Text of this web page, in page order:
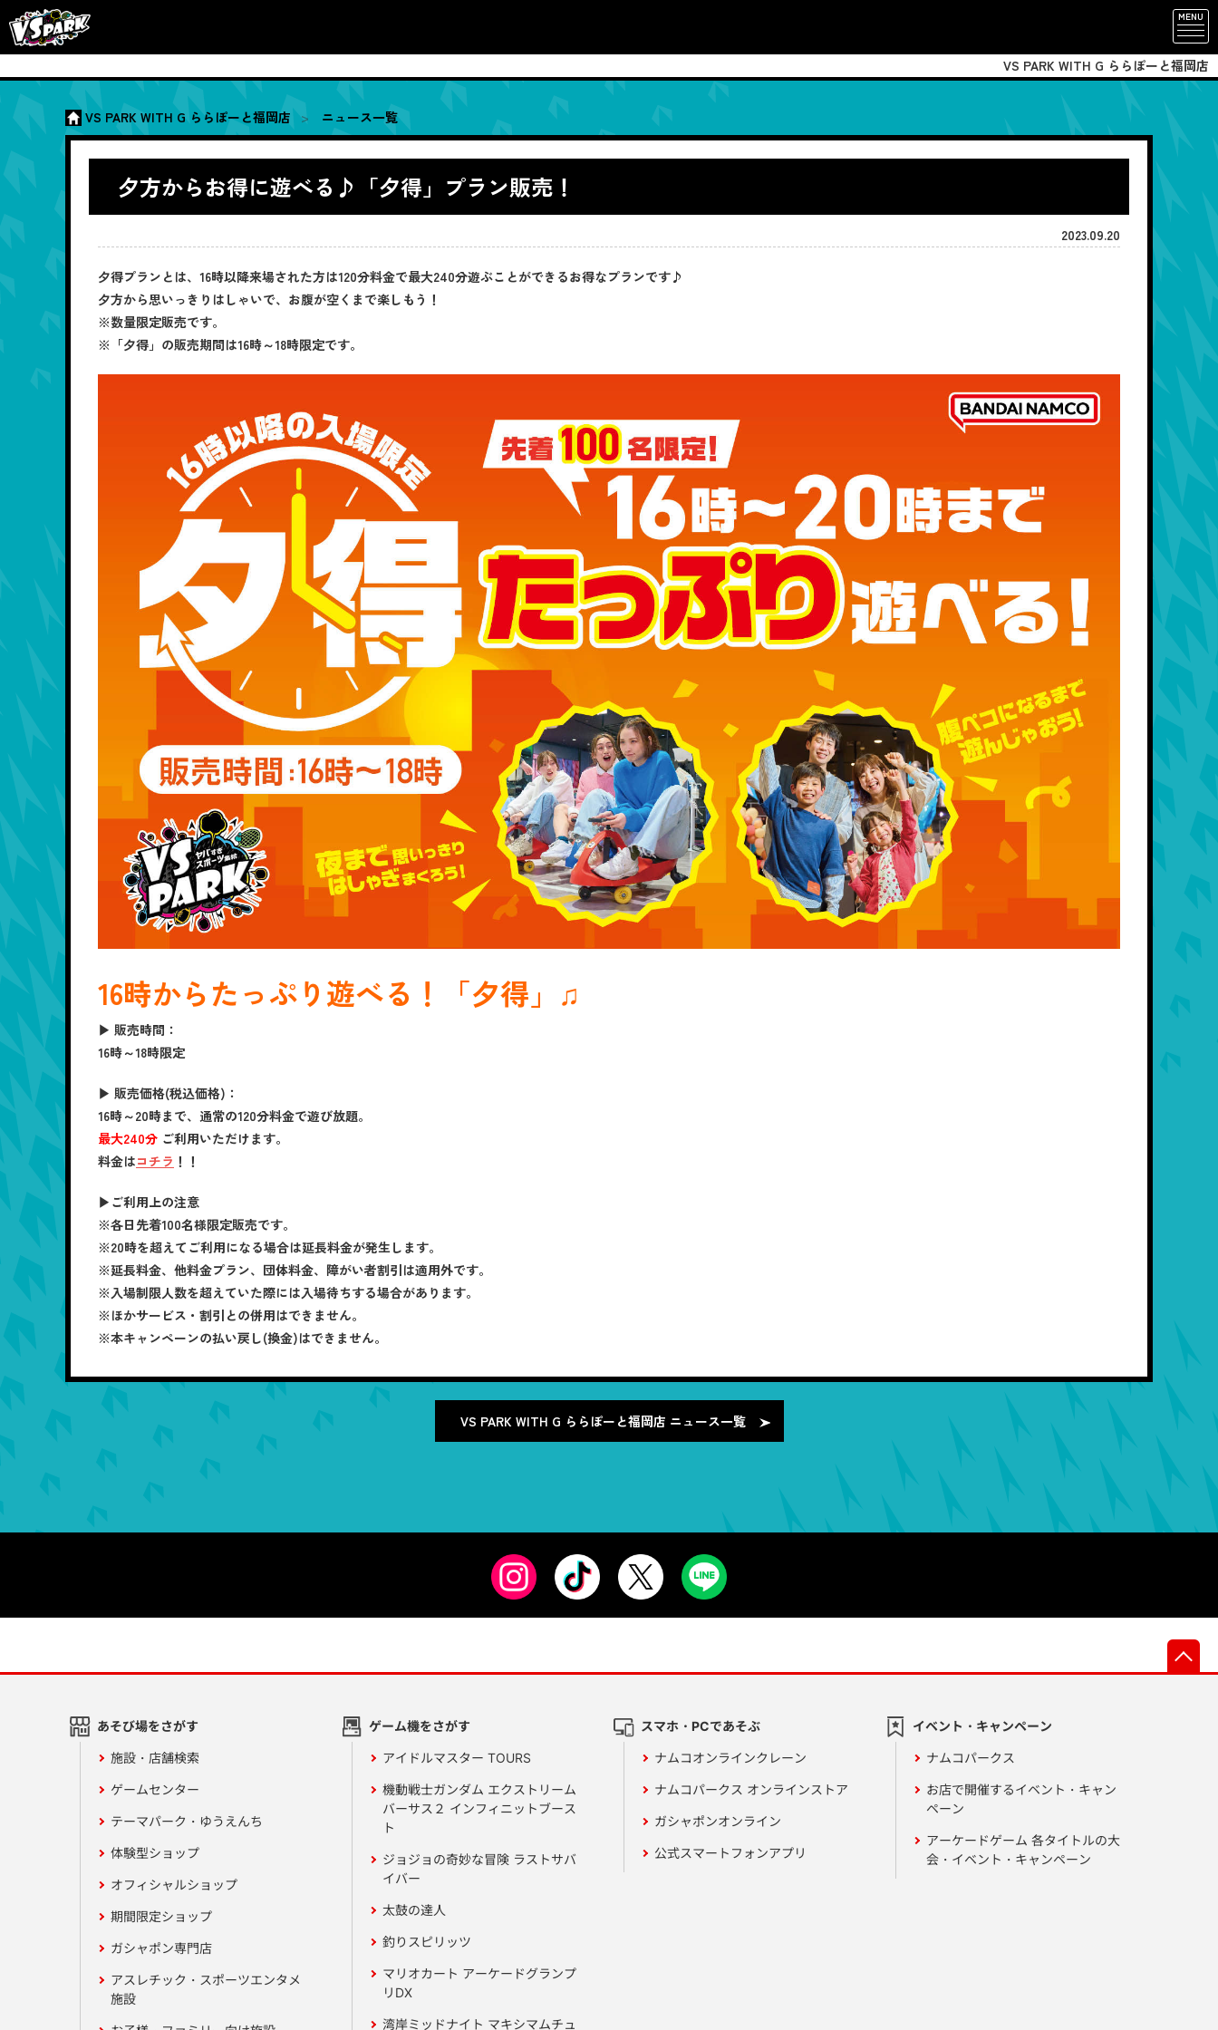
MENU
VS PARK WITH G ららぽーと福岡店
VS PARK WITH G ららぽーと福岡店 ニュース一覧
夕方からお得に遊べる♪「夕得」プラン販売！
2023.09.20
夕得プランとは、16時以降来場された方は120分料金で最大240分遊ぶことができるお得なプランです♪
夕方から思いっきりはしゃいで、お腹が空くまで楽しもう！
※数量限定販売です。
※「夕得」の販売期間は16時～18時限定です。
16時からたっぷり遊べる！「夕得」♫
▶ 販売時間 ：
16時～18時限定
▶ 販売価格(税込価格) ：
16時～20時まで、通常の120分料金で遊び放題。
最大240分 ご利用いただけます。
料金はコチラ ！！
▶ ご利用上の注意
※各日先着100名様限定販売です。
※20時を超えてご利用になる場合は延長料金が発生します。
※延長料金、他料金プラン、団体料金、障がい者割引は適用外です。
※入場制限人数を超えていた際には入場待ちする場合があります。
※ほかサービス・割引との併用はできません。
※本キャンペーンの払い戻し(換金)はできません。
VS PARK WITH G ららぽーと福岡店 ニュース一覧
あそび場をさがす
施設・店舗検索
ゲームセンター
テーマパーク・ゆうえんち
体験型ショップ
オフィシャルショップ
期間限定ショップ
ガシャポン専門店
アスレチック・スポーツエンタメ
施設
ゲーム機をさがす
アイドルマスター TOURS
機動戦士ガンダム エクストリーム
バーサス２ インフィニットブース
ト
ジョジョの奇妙な冒険 ラストサバ
イバー
太鼓の達人
釣りスピリッツ
マリオカート アーケードグランプ
リDX
湾岸ミッドナイト マキシマムチュ
スマホ・PCであそぶ
ナムコオンラインクレーン
ナムコパークス オンラインストア
ガシャポンオンライン
公式スマートフォンアプリ
イベント・キャンペーン
ナムコパークス
お店で開催するイベント・キャン
ペーン
アーケードゲーム 各タイトルの大
会・イベント・キャンペーン